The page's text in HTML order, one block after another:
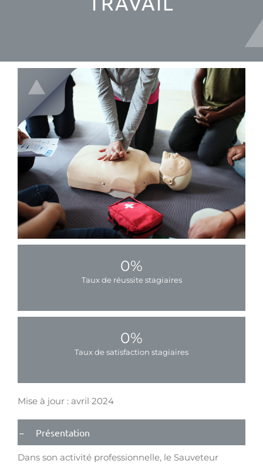
0%
Taux de réussite stagiaires
0%
Taux de satisfaction stagiaires
Mise à jour : avril 2024
Présentation
Dans son activité professionnelle, le Sauveteur